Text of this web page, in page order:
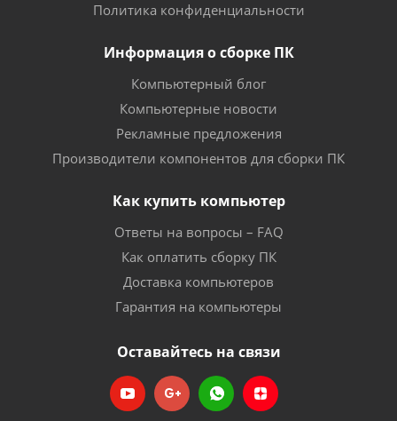
Политика конфиденциальности
Информация о сборке ПК
Компьютерный блог
Компьютерные новости
Рекламные предложения
Производители компонентов для сборки ПК
Как купить компьютер
Ответы на вопросы – FAQ
Как оплатить сборку ПК
Доставка компьютеров
Гарантия на компьютеры
Оставайтесь на связи